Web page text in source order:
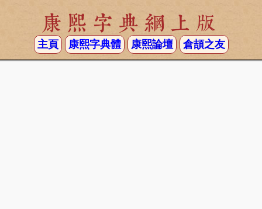
康熙字典網上版
主頁 康熙字典體 康熙論壇 倉頡之友